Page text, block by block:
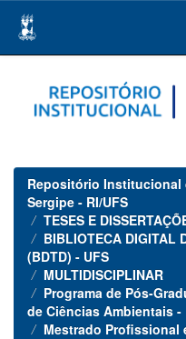
navigation
Repositório Institucional
Sergipe - RI/UFS
TESES E
BIBLIOTECA DIGITAL
(BDTD) - UFS
MULTIDISCIPLINAR
Programa de Pós-
de Ciências Ambientais -
Mestrado Profissional